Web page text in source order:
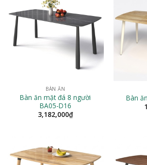
BÀN ĂN
Bàn ăn mặt đá 8 người
BA05-D16
3,182,000₫
Bàn